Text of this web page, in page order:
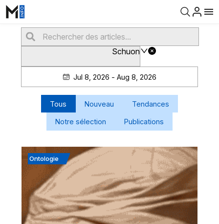
Schuon
Jul 8, 2026 - Aug 8, 2026
Tous Nouveau Tendances
Notre sélection Publications
Ontologie